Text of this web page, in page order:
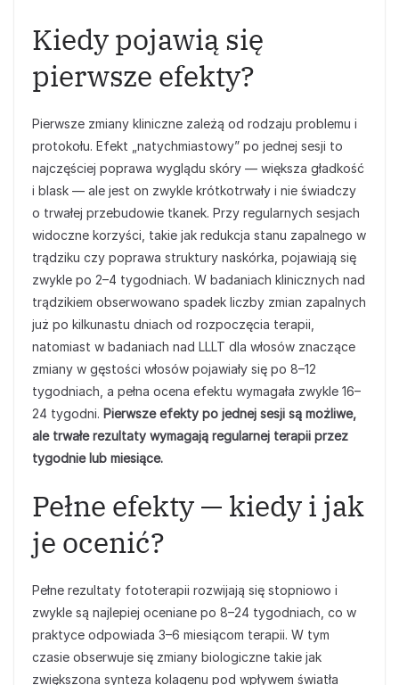
Kiedy pojawią się
pierwsze efekty?
Pierwsze zmiany kliniczne zależą od rodzaju problemu i
protokołu. Efekt „natychmiastowy” po jednej sesji to
najczęściej poprawa wyglądu skóry — większa gładkość
i blask — ale jest on zwykle krótkotrwały i nie świadczy
o trwałej przebudowie tkanek. Przy regularnych sesjach
widoczne korzyści, takie jak redukcja stanu zapalnego w
trądziku czy poprawa struktury naskórka, pojawiają się
zwykle po 2–4 tygodniach. W badaniach klinicznych nad
trądzikiem obserwowano spadek liczby zmian zapalnych
już po kilkunastu dniach od rozpoczęcia terapii,
natomiast w badaniach nad LLLT dla włosów znaczące
zmiany w gęstości włosów pojawiały się po 8–12
tygodniach, a pełna ocena efektu wymagała zwykle 16–
24 tygodni. Pierwsze efekty po jednej sesji są możliwe,
ale trwałe rezultaty wymagają regularnej terapii przez
tygodnie lub miesiące.
Pełne efekty — kiedy i jak
je ocenić?
Pełne rezultaty fototerapii rozwijają się stopniowo i
zwykle są najlepiej oceniane po 8–24 tygodniach, co w
praktyce odpowiada 3–6 miesiącom terapii. W tym
czasie obserwuje się zmiany biologiczne takie jak
zwiększona synteza kolagenu pod wpływem światła